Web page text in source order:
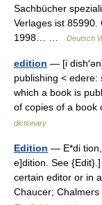
Sachbücher
Verlages ist 85990.
1998… …
Deutsch
edition — [i
publishing < edere:
which a book is
of copies of a
dictionary
Edition — E*di tion,
e]dition. See
certain editor or in
Chaucer;